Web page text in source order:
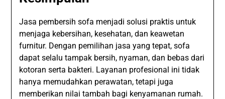
Jasa pembersih sofa menjadi solusi praktis untuk
menjaga kebersihan, kesehatan, dan keawetan
furnitur. Dengan pemilihan jasa yang tepat, sofa
dapat selalu tampak bersih, nyaman, dan bebas dari
kotoran serta bakteri. Layanan profesional ini tidak
hanya memudahkan perawatan, tetapi juga
memberikan nilai tambah bagi kenyamanan rumah.